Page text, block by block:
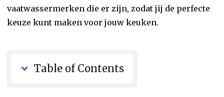
vaatwassermerken die er zijn, zodat jij de perfecte
keuze kunt maken voor jouw keuken.
Table of Contents